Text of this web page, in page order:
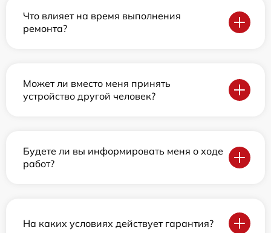
Что влияет на время выполнения
ремонта?
Может ли вместо меня принять
устройство другой человек?
Будете ли вы информировать меня о ходе
работ?
На каких условиях действует гарантия?